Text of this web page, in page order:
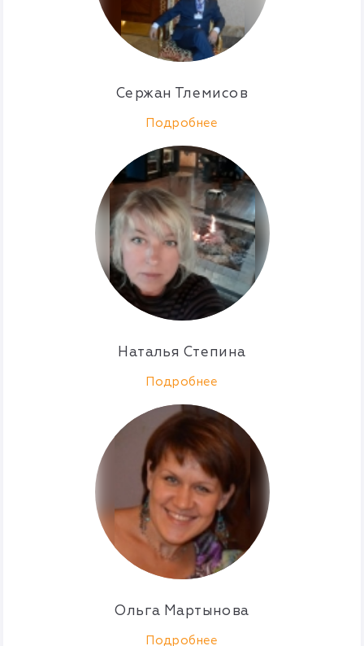
Сержан Тлемисов
Подробнее
Наталья Степина
Подробнее
Ольга Мартынова
Подробнее